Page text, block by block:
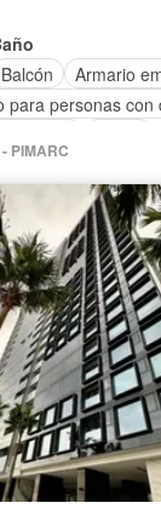
Balcón Armario
para personas con
Ascensor
Patio
PIMARC